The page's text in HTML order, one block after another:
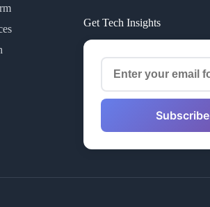
Get Tech Insights
Subscribe